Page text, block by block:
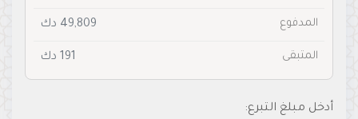
المدفوع 49,809 دك
المتبقى 191 دك
أدخل مبلغ التبرع: